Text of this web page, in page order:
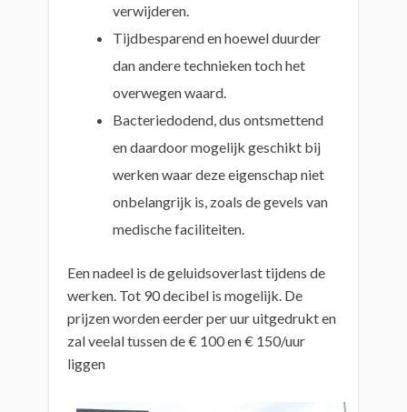
verwijderen.
Tijdbesparend en hoewel duurder
dan andere technieken toch het
overwegen waard.
Bacteriedodend, dus ontsmettend
en daardoor mogelijk geschikt bij
werken waar deze eigenschap niet
onbelangrijk is, zoals de gevels van
medische faciliteiten.
Een nadeel is de geluidsoverlast tijdens de
werken. Tot 90 decibel is mogelijk. De
prijzen worden eerder per uur uitgedrukt en
zal veelal tussen de € 100 en € 150/uur
liggen